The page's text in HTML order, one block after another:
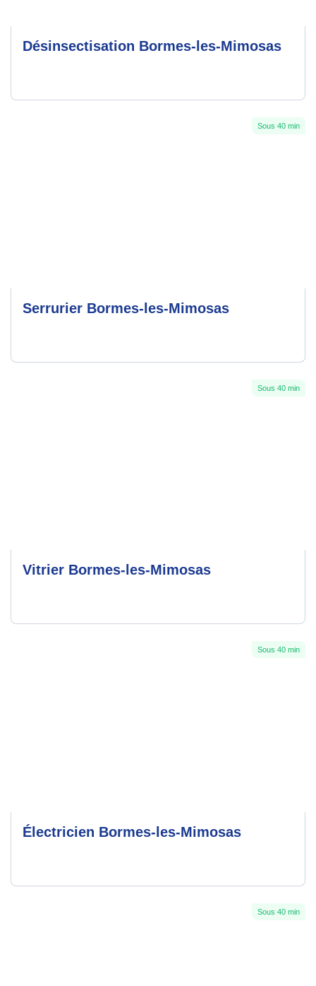
Désinsectisation Bormes-les-Mimosas
Sous 40 min
Serrurier Bormes-les-Mimosas
Sous 40 min
Vitrier Bormes-les-Mimosas
Sous 40 min
Électricien Bormes-les-Mimosas
Sous 40 min